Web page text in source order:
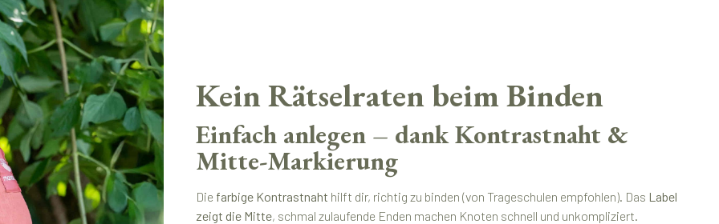
Kein Rätselraten beim Binden
Einfach anlegen – dank Kontrastnaht &
Mitte-Markierung
Die farbige Kontrastnaht hilft dir, richtig zu binden (von Trageschulen empfohlen). Das Label
zeigt die Mitte, schmal zulaufende Enden machen Knoten schnell und unkompliziert.